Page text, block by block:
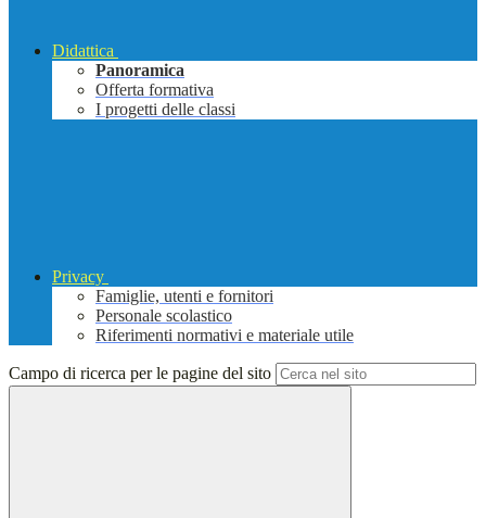
Didattica
Panoramica
Offerta formativa
I progetti delle classi
Privacy
Famiglie, utenti e fornitori
Personale scolastico
Riferimenti normativi e materiale utile
Campo di ricerca per le pagine del sito